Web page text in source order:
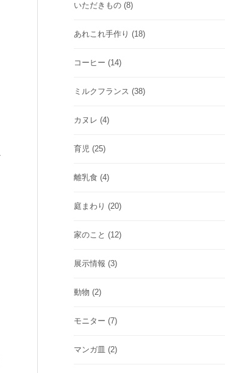
いただきもの (8)
あれこれ手作り (18)
コーヒー (14)
ミルクフランス (38)
カヌレ (4)
育児 (25)
離乳食 (4)
庭まわり (20)
家のこと (12)
展示情報 (3)
動物 (2)
モニター (7)
マンガ皿 (2)